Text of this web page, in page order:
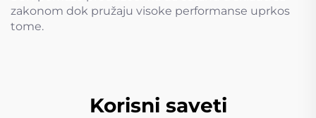
zakonom dok pružaju visoke performanse uprkos
tome.
Korisni saveti